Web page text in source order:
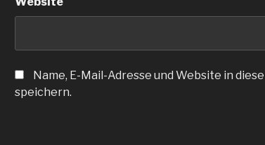
Name, E-Mail-Adresse und Website in
speichern.